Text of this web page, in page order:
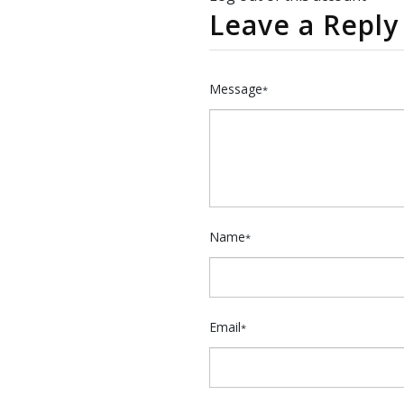
Leave a Reply
Message*
Name*
Email*